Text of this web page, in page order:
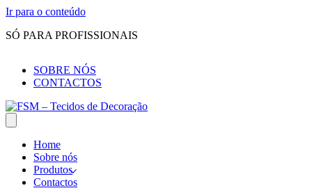
Ir para o conteúdo
SÓ PARA PROFISSIONAIS
SOBRE NÓS
CONTACTOS
Home
Sobre nós
Produtos
Contactos